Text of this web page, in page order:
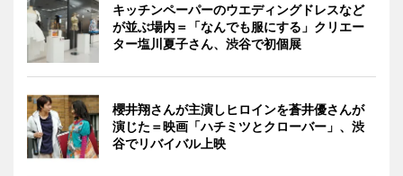
キッチンペーパーのウエディングドレスなど
が並ぶ場内＝「なんでも服にする」クリエー
ター塩川夏子さん、渋谷で初個展
櫻井翔さんが主演しヒロインを蒼井優さんが
演じた＝映画「ハチミツとクローバー」、渋
谷でリバイバル上映